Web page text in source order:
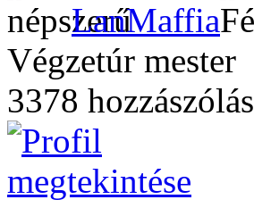
LanMaffia
Végzetúr mester
3378 hozzászólás